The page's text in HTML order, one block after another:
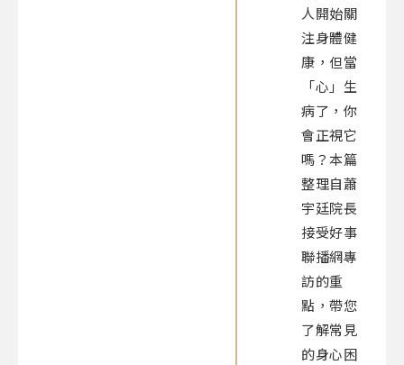
人開始關
注身體健
康，但當
「心」生
病了，你
會正視它
嗎？本篇
整理自蕭
宇廷院長
接受好事
聯播網專
訪的重
點，帶您
了解常見
的身心困